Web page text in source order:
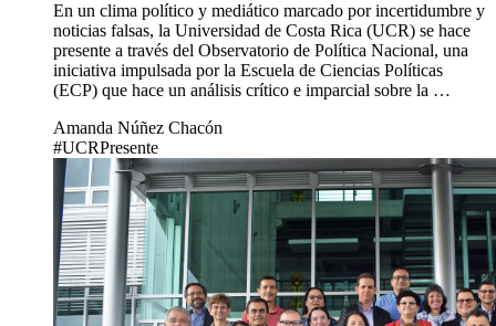
En un clima político y mediático marcado por incertidumbre y
noticias falsas, la Universidad de Costa Rica (UCR) se hace
presente a través del Observatorio de Política Nacional, una
iniciativa impulsada por la Escuela de Ciencias Políticas
(ECP) que hace un análisis crítico e imparcial sobre la …
Amanda Núñez Chacón
#UCRPresente